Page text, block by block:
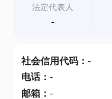
查产地
法定代表人
-
社会信用代码： -
电话： -
邮箱： -